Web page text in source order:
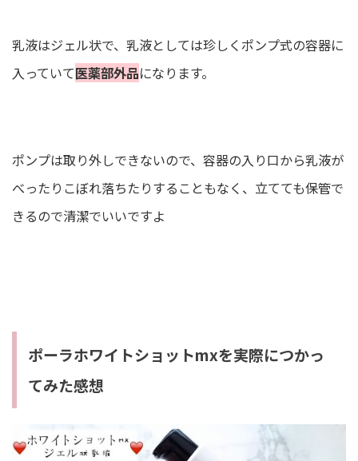
乳液はジェル状で、乳液としては珍しくポンプ式の容器に
入っていて医薬部外品になります。
ポンプは取り外しできないので、容器の入り口から乳液が
べったりこぼれ落ちたりすることもなく、立てても保管で
きるので清潔でいいですよ
ポーラホワイトショットmxを実際につかっ
てみた感想